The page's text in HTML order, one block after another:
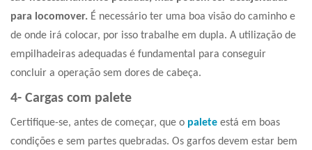
para locomover. É necessário ter uma boa visão do caminho e
de onde irá colocar, por isso trabalhe em dupla. A utilização de
empilhadeiras adequadas é fundamental para conseguir
concluir a operação sem dores de cabeça.
4- Cargas com palete
Certifique-se, antes de começar, que o palete está em boas
condições e sem partes quebradas. Os garfos devem estar bem